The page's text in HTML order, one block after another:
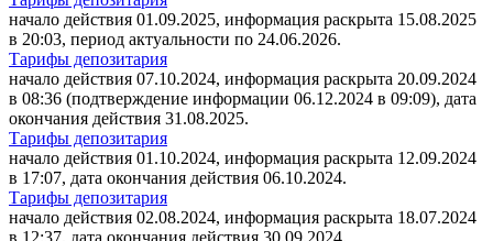
начало действия 01.09.2025, информация раскрыта 15.08.2025
в 20:03, период актуальности по 24.06.2026.
Тарифы депозитария
начало действия 07.10.2024, информация раскрыта 20.09.2024
в 08:36 (подтверждение информации 06.12.2024 в 09:09), дата
окончания действия 31.08.2025.
Тарифы депозитария
начало действия 01.10.2024, информация раскрыта 12.09.2024
в 17:07, дата окончания действия 06.10.2024.
Тарифы депозитария
начало действия 02.08.2024, информация раскрыта 18.07.2024
в 12:37, дата окончания действия 30.09.2024.